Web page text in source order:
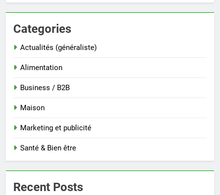
Categories
Actualités (généraliste)
Alimentation
Business / B2B
Maison
Marketing et publicité
Santé & Bien être
Recent Posts